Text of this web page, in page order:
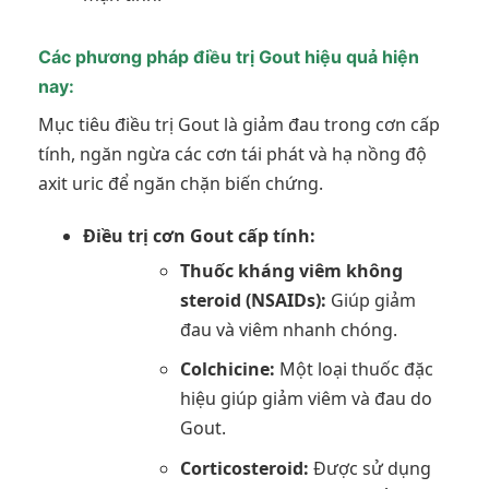
Các phương pháp điều trị Gout hiệu quả hiện
nay:
Mục tiêu điều trị Gout là giảm đau trong cơn cấp
tính, ngăn ngừa các cơn tái phát và hạ nồng độ
axit uric để ngăn chặn biến chứng.
Điều trị cơn Gout cấp tính:
Thuốc kháng viêm không
steroid (NSAIDs): Giúp giảm
đau và viêm nhanh chóng.
Colchicine: Một loại thuốc đặc
hiệu giúp giảm viêm và đau do
Gout.
Corticosteroid: Được sử dụng